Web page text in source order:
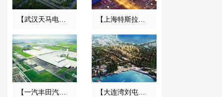
【一汽丰田汽车】弹簧减震器合同 【大连湾刘屯旧区改造项目】变压器减震器合同